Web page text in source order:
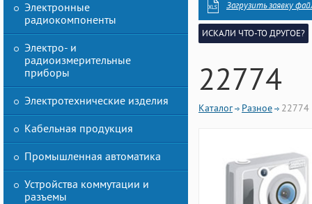
Электронные
радиокомпоненты
Электро- и
радиоизмерительные
приборы
Электротехнические изделия
Кабельная продукция
Промышленная автоматика
Устройства коммутации и
разъемы
Загрузить заявку
ИСКАЛИ ЧТО-ТО ДРУГОЕ?
22774
Каталог Разное 22774